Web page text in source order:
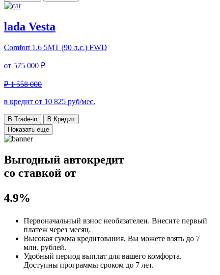
lada Vesta
Comfort 1.6 5MT (90 л.с.) FWD
от 575 000 ₽
₽ 1 558 000
в кредит от 10 825 руб/мес.
В Trade-in
В Кредит
Показать еще
Выгодный автокредит
со ставкой от
4.9%
Первоначальный взнос необязателен. Внесите первый
платеж через месяц.
Высокая сумма кредитования. Вы можете взять до 7
млн. рублей.
Удобный период выплат для вашего комфорта.
Доступны программы сроком до 7 лет.